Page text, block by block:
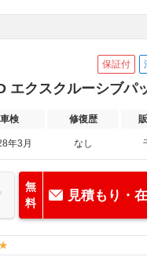
保証付
エクスクルーシブパ
車検 修復歴
年3月 なし
無
料
見積もり・